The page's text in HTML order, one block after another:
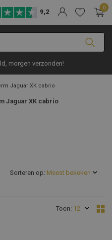
9,2
0
morgen verzonden!
Jaguar XK cabrio
Jaguar XK cabrio
Toon:
Sorteren op: